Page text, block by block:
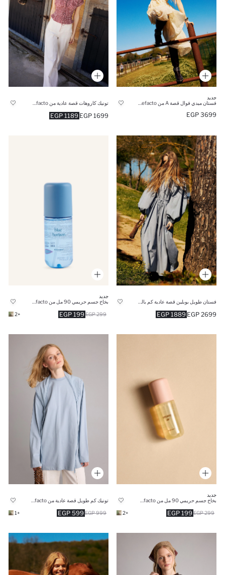
جديد
فستان ميدي فوال قصة A من Manuka x Defacto
3699 EGP
تونيك كاروهات قصة عادية من Manuka x Defacto
1189 EGP 1699 EGP
1889 EGP 2699 EGP
جديد
199 EGP 299 EGP
+2
جديد
199 EGP 299 EGP
+2
599 EGP 999 EGP
+1